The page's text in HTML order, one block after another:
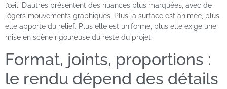
l’œil. D’autres présentent des nuances plus marquées, avec de
légers mouvements graphiques. Plus la surface est animée, plus
elle apporte du relief. Plus elle est uniforme, plus elle exige une
mise en scène rigoureuse du reste du projet.
Format, joints, proportions :
le rendu dépend des détails